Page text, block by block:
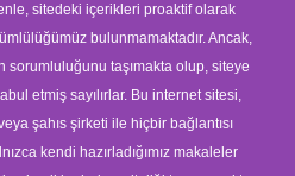
sitedeki içerikleri proaktif olarak
bulunmamaktadır. Ancak,
sorumluluğunu taşımakta olup, siteye
etmiş sayılırlar. Bu internet sitesi,
şahıs şirketi ile hiçbir bağlantısı
kendi hazırladığımız makaleler